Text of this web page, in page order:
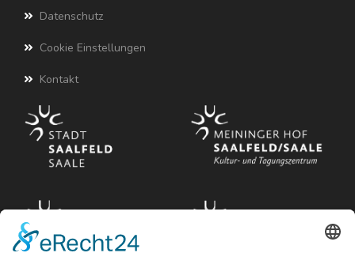
Datenschutz
Cookie Einstellungen
Kontakt